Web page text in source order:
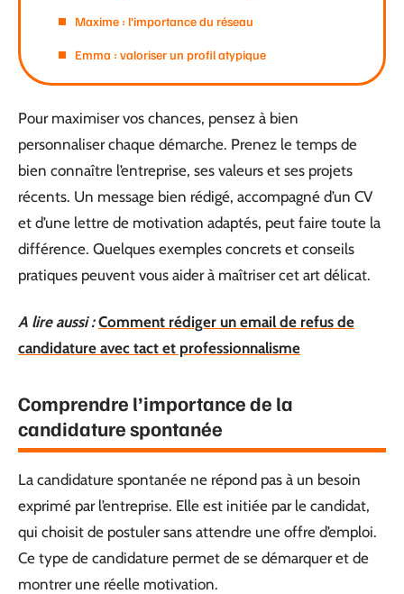
Maxime : l’importance du réseau
Emma : valoriser un profil atypique
Pour maximiser vos chances, pensez à bien
personnaliser chaque démarche. Prenez le temps de
bien connaître l’entreprise, ses valeurs et ses projets
récents. Un message bien rédigé, accompagné d’un CV
et d’une lettre de motivation adaptés, peut faire toute la
différence. Quelques exemples concrets et conseils
pratiques peuvent vous aider à maîtriser cet art délicat.
A lire aussi : Comment rédiger un email de refus de
candidature avec tact et professionnalisme
Comprendre l’importance de la
candidature spontanée
La candidature spontanée ne répond pas à un besoin
exprimé par l’entreprise. Elle est initiée par le candidat,
qui choisit de postuler sans attendre une offre d’emploi.
Ce type de candidature permet de se démarquer et de
montrer une réelle motivation.